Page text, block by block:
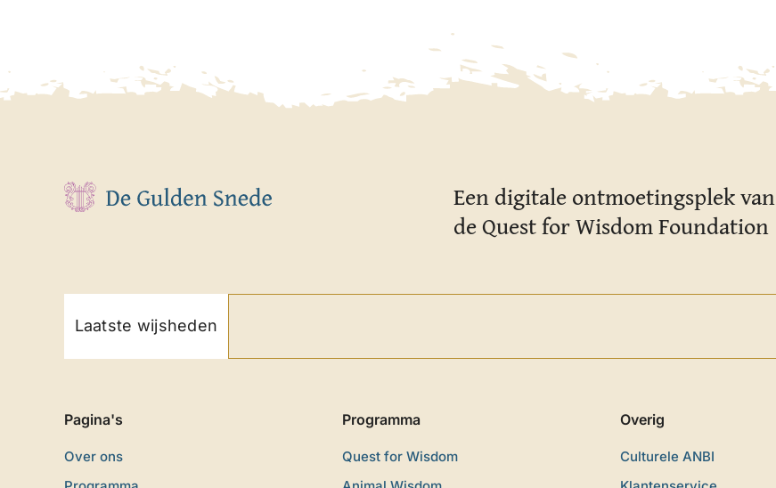
Een digitale ontmoetingsplek van
de Quest for Wisdom Foundation
Laatste wijsheden
Pagina's
Over ons
Programma
Quest for Wisdom
Overig
Culturele ANBI